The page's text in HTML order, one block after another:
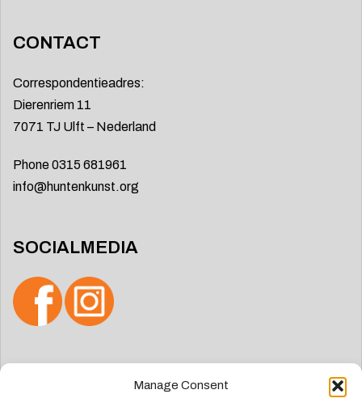
Manage Consent
CONTACT
Correspondentieadres:
Dierenriem 11
7071 TJ Ulft – Nederland
Phone 0315 681961
info@huntenkunst.org
SOCIALMEDIA